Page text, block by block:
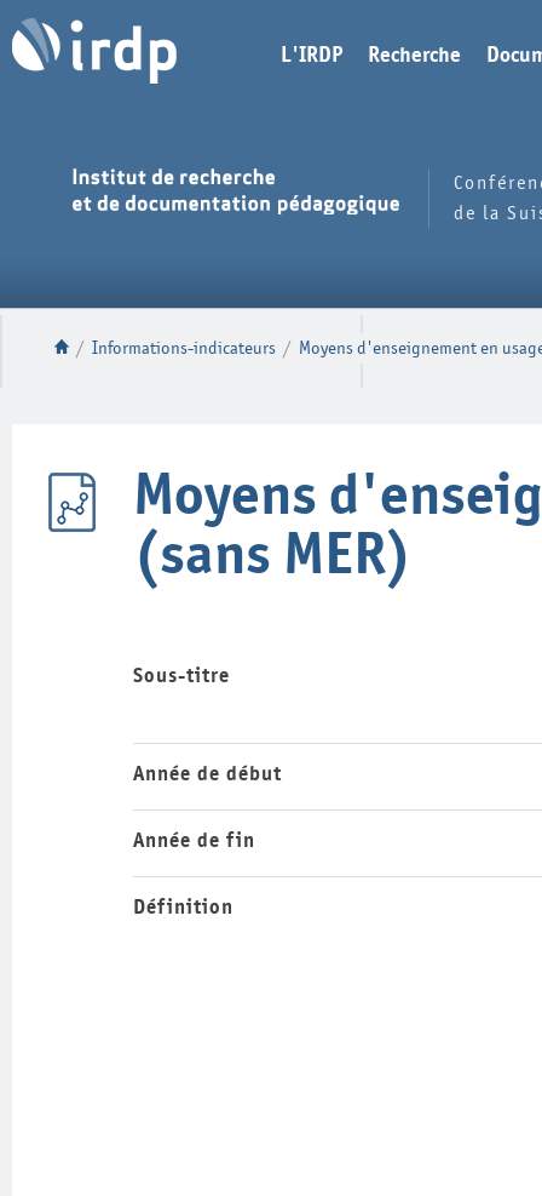
L'IRDP Recherche
de la
/ Informations-indicateurs / Moyens d'enseignement en
Moyens
(sans MER)
Sous-titre
Année de début
Année de fin
Définition